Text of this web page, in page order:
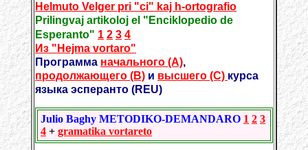
Helmuto Velger pri "ci" kaj h-ortografio
Prilingvaj artikoloj el "Enciklopedio de
Esperanto" 1 2 3 4
Из "Hejma vortaro"
Программа начального (A),
продолжающего (B) и высшего (C) курса
языка эсперанто (REU)
Julio Baghy METODIKO-DEMANDARO 1 2 3
4 + gramatika vortareto